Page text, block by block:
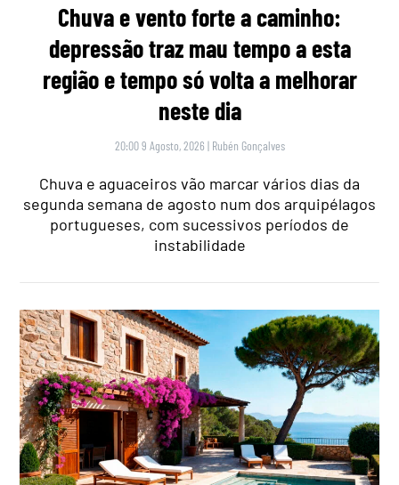
Chuva e vento forte a caminho:
depressão traz mau tempo a esta
região e tempo só volta a melhorar
neste dia
20:00 9 Agosto, 2026 | Rubén Gonçalves
Chuva e aguaceiros vão marcar vários dias da
segunda semana de agosto num dos arquipélagos
portugueses, com sucessivos períodos de
instabilidade